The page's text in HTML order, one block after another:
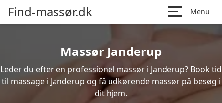
Find-massør.dk Menu
Massør Janderup
Leder du efter en professionel massør i Janderup? Book tid
til massage i Janderup og få udkørende massør på besøg i
dit hjem.